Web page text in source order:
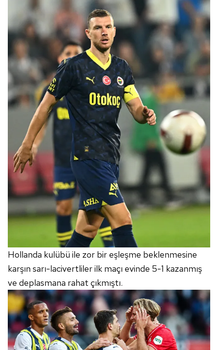
Hollanda kulübü ile zor bir eşleşme beklenmesine
karşın sarı-lacivertliler ilk maçı evinde 5-1 kazanmış
ve deplasmana rahat çıkmıştı.